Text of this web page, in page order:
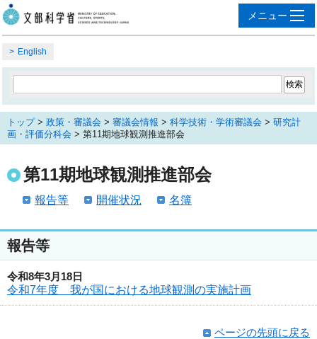
English
トップ> 政策・審議会 > 審議会情報 > 科学技術・学術審議会 > 研究計
画・評価分科会 > 第11期地球観測推進部会
第11期地球観測推進部会
報告等 開催状況 名簿
報告等
令和8年3月18日
令和7年度 我が国における地球観測の実施計画
ページの先頭に戻る